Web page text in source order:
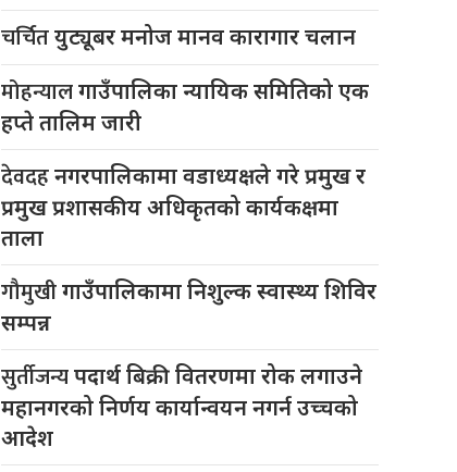
चर्चितयुट्यूबर मनोज मानव कारागार चलान
मोहन्यालगाउँपालिका न्यायिक समितिको एक
हप्ते तालिम जारी
देवदहनगरपालिकामा वडाध्यक्षले गरे प्रमुख र
प्रमुख प्रशासकीय अधिकृतको कार्यकक्षमा
ताला
गौमुखीगाउँपालिकामा निशुल्क स्वास्थ्य शिविर
सम्पन्न
सुर्तीजन्यपदार्थ बिक्री वितरणमा रोक लगाउने
महानगरको निर्णय कार्यान्वयन नगर्न उच्चको
आदेश